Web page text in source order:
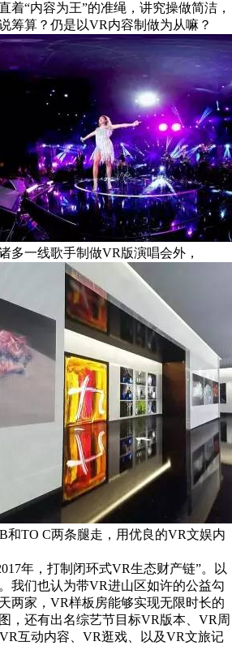
着“内容为王”的准绳，讲究操做简洁，
筹算？仍是以VR内容制做为从嘛？
多一线歌手制做VR版演唱会外，
和TO C两条腿走，用优良的VR文娱内
年，打制闭环式VR生态财产链”。以
我们也认为带VR进山区如许的公益勾
两家，VR样板房能够实现无限时长的
，还有出名综艺节目标VR版本、VR周
互动内容、VR逛戏、以及VR文旅记